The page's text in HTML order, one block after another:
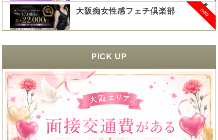
new
大阪痴女性感フェチ倶楽部
PICK UP